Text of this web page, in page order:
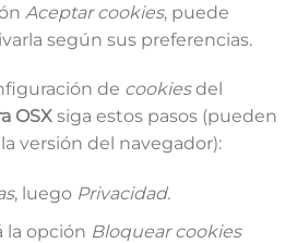
Aceptar cookies, puede
según sus preferencias.
de cookiesdel
OSX siga estos pasos (pueden
versión del navegador):
, luego Privacidad.
la opción Bloquear cookies